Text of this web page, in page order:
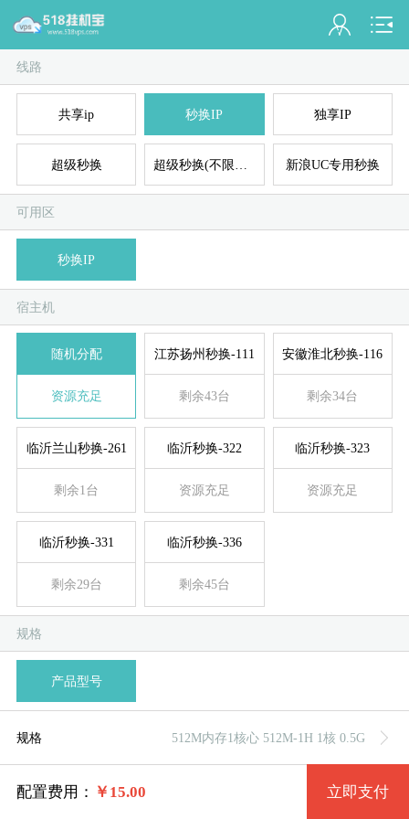
会员名：
实名认证
充值
订单管理
进入控制台
退出
线路
共享ip 秒换IP 独享IP
超级秒换 新浪UC专用秒换
可用区
秒换IP
宿主机
随机分配
资源充足
江苏扬州秒换-111
剩余43台
安徽淮北秒换-116
剩余34台
临沂兰山秒换-261
剩余1台
临沂秒换-322
资源充足
临沂秒换-323
资源充足
临沂秒换-331
剩余29台
临沂秒换-336
剩余45台
规格
产品型号
规格 512M内存1核心 512M-1H 1核 0.5G
规格
512M内存1核心 512M-1H 1核 0.5G
1G内存2核心 1G-2H 2核 1G
1G内存4核心 1G-4H 4核 1G
存储
Windows
系统版本
Win7 64位
配置费用： ￥ 15.00 立即支付